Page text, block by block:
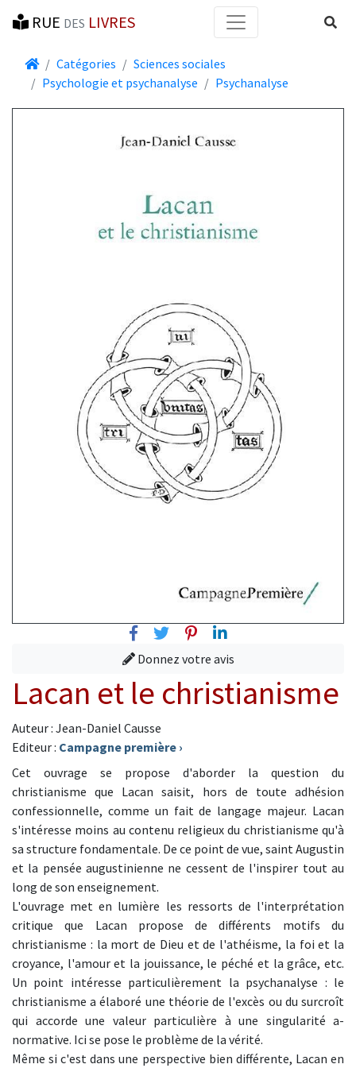
RUE DES LIVRES
AccueilCatégories
Sciences sociales
Psychologie et psychanalyse
Psychanalyse
FacebookTwitterPinterest
Linkedin
Donnez votre avis
Lacan et le christianisme
Auteur : Jean-Daniel Causse
Editeur : Campagne première ›
Cet ouvrage se propose d'aborder la question du
christianisme que Lacan saisit, hors de toute adhésion
confessionnelle, comme un fait de langage majeur. Lacan
s'intéresse moins au contenu religieux du christianisme qu'à
sa structure fondamentale. De ce point de vue, saint Augustin
et la pensée augustinienne ne cessent de l'inspirer tout au
long de son enseignement.
L'ouvrage met en lumière les ressorts de l'interprétation
critique que Lacan propose de différents motifs du
christianisme : la mort de Dieu et de l'athéisme, la foi et la
croyance, l'amour et la jouissance, le péché et la grâce, etc.
Un point intéresse particulièrement la psychanalyse : le
christianisme a élaboré une théorie de l'excès ou du surcroît
qui accorde une valeur particulière à une singularité a-
normative. Ici se pose le problème de la vérité.
Même si c'est dans une perspective bien différente, Lacan en